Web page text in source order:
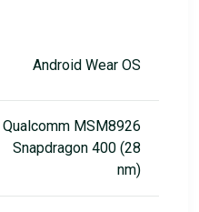
Android Wear OS
Qualcomm MSM8926
Snapdragon 400 (28
nm)